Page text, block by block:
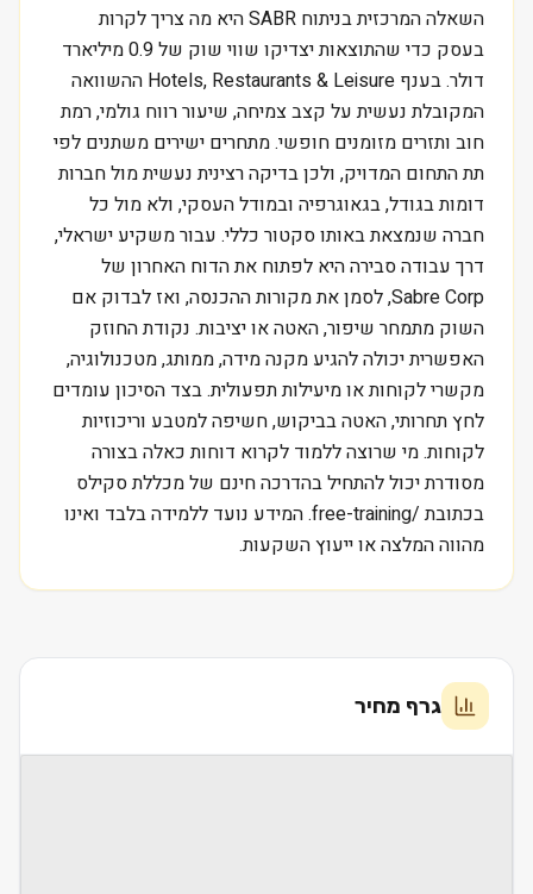
השאלה המרכזית בניתוח SABR היא מה צריך לקרות
בעסק כדי שהתוצאות יצדיקו שווי שוק של 0.9 מיליארד
דולר. בענף Hotels, Restaurants & Leisure ההשוואה
המקובלת נעשית על קצב צמיחה, שיעור רווח גולמי, רמת
חוב ותזרים מזומנים חופשי. מתחרים ישירים משתנים לפי
תת התחום המדויק, ולכן בדיקה רצינית נעשית מול חברות
דומות בגודל, בגאוגרפיה ובמודל העסקי, ולא מול כל
חברה שנמצאת באותו סקטור כללי. עבור משקיע ישראלי,
דרך עבודה סבירה היא לפתוח את הדוח האחרון של
Sabre Corp, לסמן את מקורות ההכנסה, ואז לבדוק אם
השוק מתמחר שיפור, האטה או יציבות. נקודת החוזק
האפשרית יכולה להגיע מקנה מידה, ממותג, מטכנולוגיה,
מקשרי לקוחות או מיעילות תפעולית. בצד הסיכון עומדים
לחץ תחרותי, האטה בביקוש, חשיפה למטבע וריכוזיות
לקוחות. מי שרוצה ללמוד לקרוא דוחות כאלה בצורה
מסודרת יכול להתחיל בהדרכה חינם של מכללת סקילס
בכתובת /free-training. המידע נועד ללמידה בלבד ואינו
מהווה המלצה או ייעוץ השקעות.
גרף מחיר